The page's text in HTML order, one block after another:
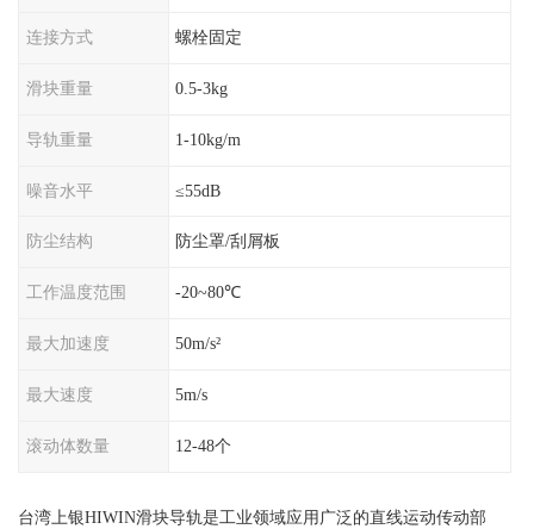
连接方式 螺栓固定
滑块重量 0.5-3kg
导轨重量 1-10kg/m
噪音水平 ≤55dB
防尘结构 防尘罩/刮屑板
工作温度范围 -20~80℃
最大加速度 50m/s²
最大速度 5m/s
滚动体数量 12-48个
台湾上银HIWIN滑块导轨是工业领域应用广泛的直线运动传动部